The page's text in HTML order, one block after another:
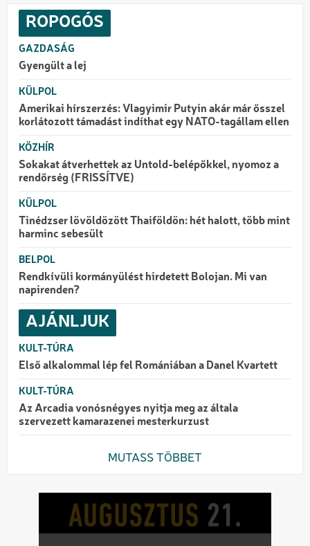
ROPOGÓS
GAZDASÁG
Gyengült a lej
KÜLPOL
Amerikai hírszerzés: Vlagyimir Putyin akár már ősszel
korlátozott támadást indíthat egy NATO-tagállam ellen
KÖZHÍR
Sokakat átverhettek az Untold-belépőkkel, nyomoz a
rendőrség (FRISSÍTVE)
KÜLPOL
Tinédzser lövöldözött Thaiföldön: hét halott, több mint
harminc sebesült
BELPOL
Rendkívüli kormányülést hirdetett Bolojan. Mi van
napirenden?
AJÁNLJUK
KULT-TÚRA
Első alkalommal lép fel Romániában a Danel Kvartett
KULT-TÚRA
Az Arcadia vonósnégyes nyitja meg az általa
szervezett kamarazenei mesterkurzust
MUTASS TÖBBET